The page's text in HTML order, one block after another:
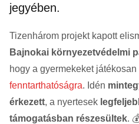
jegyében.
Tizenhárom projekt kapott
Bajnokai környezetvédelmi
hogy a gyermekeket
fenntarthatóságra. Idén
érkezett, a nyertesek
támogatásban részesültek.